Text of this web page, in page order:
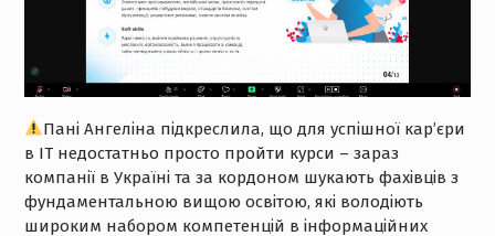
Пані Ангеліна підкреслила, що для успішної кар’єри
в ІТ недостатньо просто пройти курси – зараз
компанії в Україні та за кордоном шукають фахівців з
фундаментальною вищою освітою, які володіють
широким набором компетенцій в інформаційних